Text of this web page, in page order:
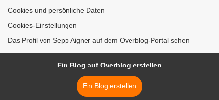
Cookies und persönliche Daten
Cookies-Einstellungen
Das Profil von Sepp Aigner auf dem Overblog-Portal sehen
Ein Blog auf Overblog erstellen
Ein Blog erstellen